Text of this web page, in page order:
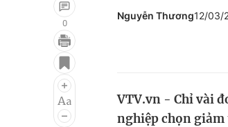
Điện ảnh
Âm nhạc
Làm
0
Nguyễn Thương12/03/
VTV.vn - Chỉ vài
nghiệp chọn giảm